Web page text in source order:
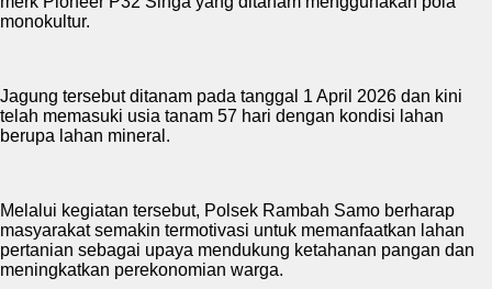
monokultur.
Jagung tersebut ditanam pada tanggal 1 April 2026 dan kini
telah memasuki usia tanam 57 hari dengan kondisi lahan
berupa lahan mineral.
Melalui kegiatan tersebut, Polsek Rambah Samo berharap
masyarakat semakin termotivasi untuk memanfaatkan lahan
pertanian sebagai upaya mendukung ketahanan pangan dan
meningkatkan perekonomian warga.